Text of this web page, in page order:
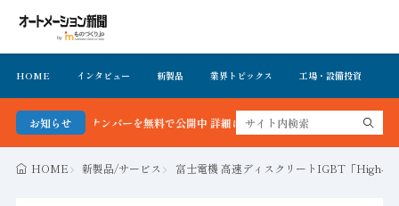
HOME インタビュー 新製品 業界トピックス 工場・設備投資
お知らせ
バックナンバーを無料で公開中 詳細はこちら
HOME 新製品/サービス 富士電機 高速ディスクリートIGBT「High-